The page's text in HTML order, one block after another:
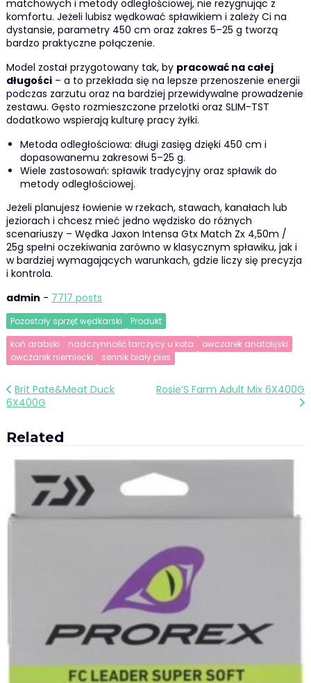
matchowych i metody odległościowej, nie rezygnując z
komfortu. Jeżeli lubisz wędkować spławikiem i zależy Ci na
dystansie, parametry 450 cm oraz zakres 5–25 g tworzą
bardzo praktyczne połączenie.
Model został przygotowany tak, by pracować na całej
długości– a to przekłada się na lepsze przenoszenie energii
podczas zarzutu oraz na bardziej przewidywalne prowadzenie
zestawu. Gęsto rozmieszczone przelotki oraz SLIM-TST
dodatkowo wspierają kulturę pracy żyłki.
Metoda odległościowa: długi zasięg dzięki 450 cm i
dopasowanemu zakresowi 5–25 g.
Wiele zastosowań: spławik tradycyjny oraz spławik do
metody odległościowej.
Jeżeli planujesz łowienie w rzekach, stawach, kanałach lub
jeziorach i chcesz mieć jedno wędzisko do różnych
scenariuszy – Wędka Jaxon Intensa Gtx Match Zx 4,50m /
25g spełni oczekiwania zarówno w klasycznym spławiku, jak i
w bardziej wymagających warunkach, gdzie liczy się precyzja
i kontrola.
admin - 7717 posts
Pozostały sprzęt wędkarski
Produkt
koń arabski
nadczynność tarczycy u kota
owczarek anatolijski
owczarek niemiecki
sennik biały pies
Nawigacja
wpisu
Brit Pate&Meat Duck
6X400G
Rosie’S Farm Adult Mix 6X400G
Related